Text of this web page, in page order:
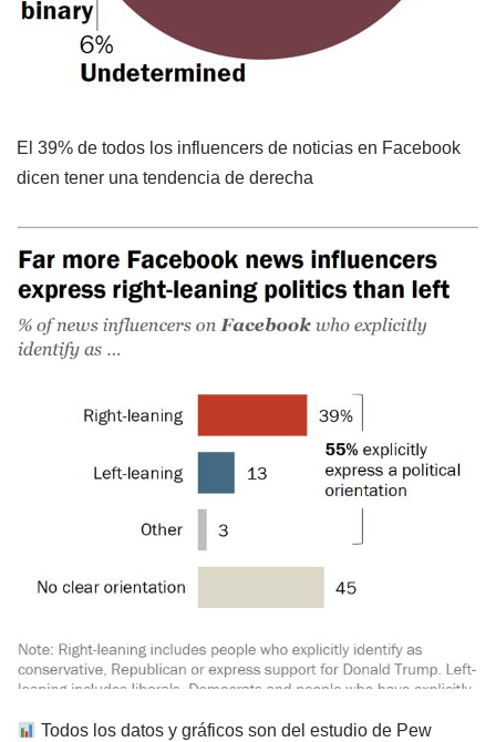
El 39% de todos los influencers de noticias en Facebook
dicen tener una tendencia de derecha
Todos los datos y gráficos son del estudio de Pew